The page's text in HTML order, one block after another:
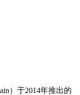
）于2014年推出的